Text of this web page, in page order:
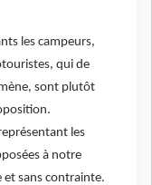
les campeurs,
qui de
sont plutôt
les
à notre
sans contrainte.